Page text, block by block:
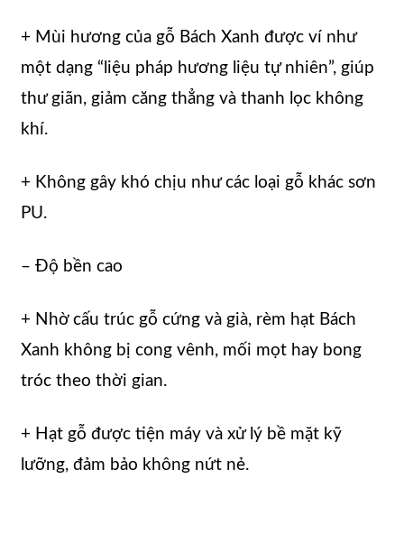
+ Mùi hương của gỗ Bách Xanh được ví như
một dạng “liệu pháp hương liệu tự nhiên”, giúp
thư giãn, giảm căng thẳng và thanh lọc không
khí.
+ Không gây khó chịu như các loại gỗ khác sơn
PU.
– Độ bền cao
+ Nhờ cấu trúc gỗ cứng và già, rèm hạt Bách
Xanh không bị cong vênh, mối mọt hay bong
tróc theo thời gian.
+ Hạt gỗ được tiện máy và xử lý bề mặt kỹ
lưỡng, đảm bảo không nứt nẻ.